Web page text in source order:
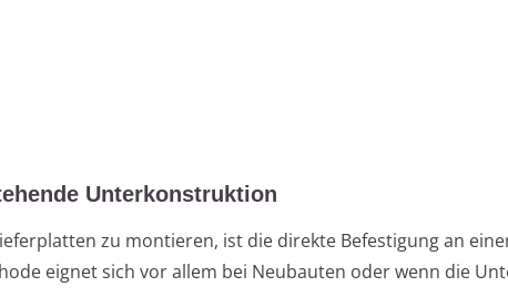
Unterkonstruktion
zu montieren, ist die direkte Befestigung an
eignet sich vor allem bei Neubauten oder wenn die